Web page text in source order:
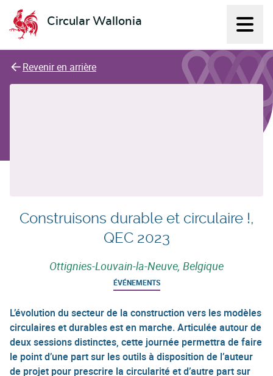
Circular Wallonia
L'économie circulaire
Revenir en arrière
Construisons durable et circulaire !,
QEC 2023
Ottignies-Louvain-la-Neuve, Belgique
ÉVÉNEMENTS
L’évolution du secteur de la construction vers les modèles
circulaires et durables est en marche. Articulée autour de
deux sessions distinctes, cette journée permettra de faire
le point d’une part sur les outils à disposition de l’auteur
de projet pour prescrire la circularité et d’autre part sur